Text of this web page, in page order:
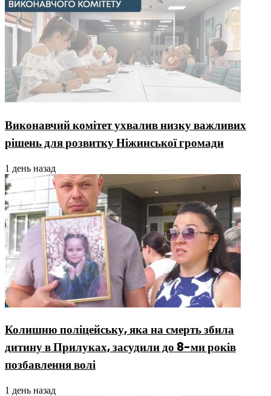
Виконавчий комітет ухвалив низку важливих
рішень для розвитку Ніжинської громади
1 день назад
Колишню поліцейську, яка на смерть збила
дитину в Прилуках, засудили до 8-ми років
позбавлення волі
1 день назад